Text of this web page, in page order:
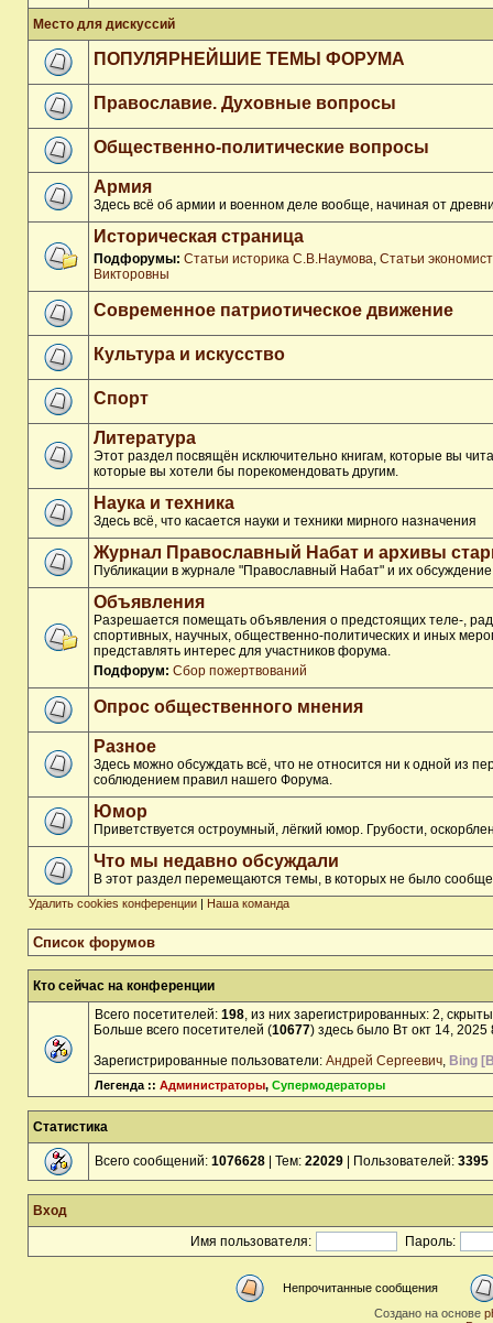
Место для дискуссий
ПОПУЛЯРНЕЙШИЕ ТЕМЫ ФОРУМА
Православие. Духовные вопросы
Общественно-политические вопросы
Армия
Здесь всё об армии и военном деле вообще, начиная от
Историческая страница
Подфорумы: Статьи историка С.В.Наумова, Статьи
Викторовны
Современное патриотическое движение
Культура и искусство
Спорт
Литература
Этот раздел посвящён исключительно книгам, которые вы
которые вы хотели бы порекомендовать другим.
Наука и техника
Здесь всё, что касается науки и техники мирного назначения
Журнал Православный Набат и архивы
Публикации в журнале "Православный Набат" и их обсуждение
Объявления
Разрешается помещать объявления о предстоящих теле-,
спортивных, научных, общественно-политических и иных
представлять интерес для участников форума.
Подфорум: Сбор пожертвований
Опрос общественного мнения
Разное
Здесь можно обсуждать всё, что не относится ни к одной из
соблюдением правил нашего Форума.
Юмор
Приветствуется остроумный, лёгкий юмор. Грубости,
Что мы недавно обсуждали
В этот раздел перемещаются темы, в которых не было
Удалить cookies конференции | Наша команда
Список форумов
Кто сейчас на конференции
Всего посетителей: 198, из них зарегистрированных: 2,
Больше всего посетителей (10677) здесь было Вт окт 14, 2025
Зарегистрированные пользователи: Андрей Сергеевич, Bing
Легенда :: Администраторы, Супермодераторы
Статистика
Всего сообщений: 1076628 | Тем: 22029 | Пользователей: 3395
Вход
Имя пользователя:
Пароль:
Непрочитанные сообщения
Создано на основе